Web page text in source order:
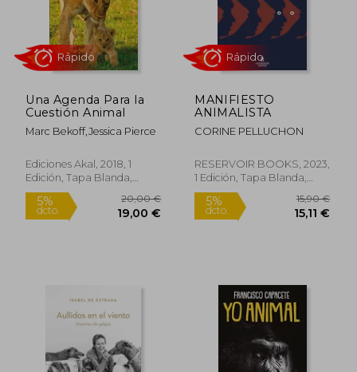
Una Agenda Para la
Cuestión Animal
Marc Bekoff,Jessica Pierce
Ediciones Akal, 2018, 1
Edición, Tapa Blanda,
Nuevo
dcto.
MANIFIESTO
ANIMALISTA
CORINE PELLUCHON
RESERVOIR BOOKS, 2023,
1 Edición, Tapa Blanda,
Nuevo
5%
dcto.